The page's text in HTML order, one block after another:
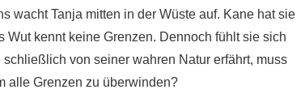
wacht Tanja mitten in der Wüste auf. Kane hat sie
kennt keine Grenzen. Dennoch fühlt sie sich
von seiner wahren Natur erfährt, muss
alle Grenzen zu überwinden?